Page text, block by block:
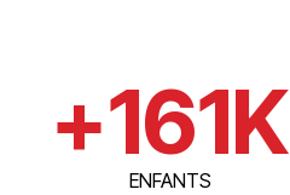
+161K
ENFANTS